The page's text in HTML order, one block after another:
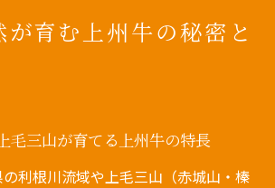
育む上州牛の秘密と
毛三山が育てる上州牛の特長
の利根川流域や上毛三山（赤城山・榛